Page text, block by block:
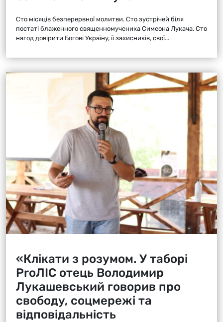
Сто місяців безперервної молитви. Сто зустрічей біля
постаті блаженного священномученика Симеона Лукача. Сто
нагод довірити Богові Україну, її захисників, свої...
«Клікати з розумом. У таборі
ProЛІС отець Володимир
Лукашевський говорив про
свободу, соцмережі та
відповідальність